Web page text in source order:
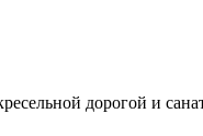
дорогой и